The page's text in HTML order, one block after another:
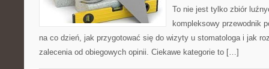
To nie jest tylko zbiór
kompleksowy przewodnik
na co dzień, jak przygotować się do wizyty u stomatologa i jak
zalecenia od obiegowych opinii. Ciekawe kategorie to […]